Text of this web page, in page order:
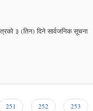
३ (तिन) दिने सार्वजनिक सूचना
251 252 253